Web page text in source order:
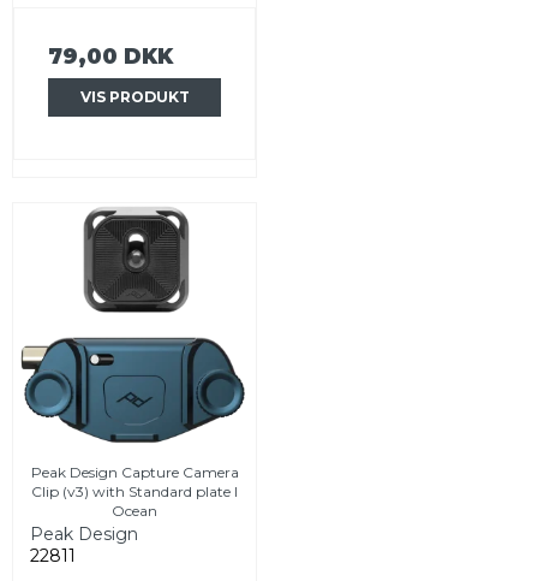
79,00 DKK
VIS PRODUKT
Peak Design Capture Camera
Clip (v3) with Standard plate I
Ocean
Peak Design
22811